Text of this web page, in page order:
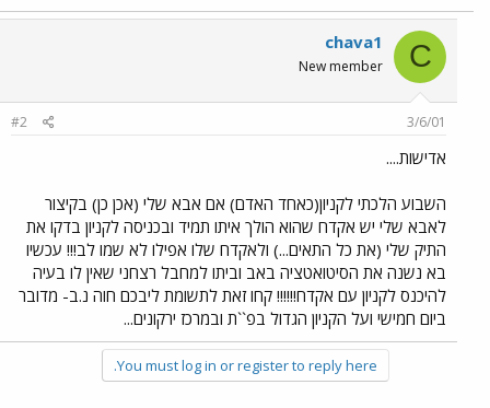
C
chava1
New member
3/6/01
#2
אדישות....
השבוע הלכתי לקניון(כאחד האדם) אם אבא שלי (אכן כן) בקיצור
לאבא שלי יש אקדח שהוא הולך איתו תמיד ובכניסה לקניון בדקו את
התיק שלי (את כל התאים...) ולאקדח שלו אפילו לא שמו לב!!! עכשיו
בא נשנה את הסיטואטציה באב וביתו למחבל רצחני שאין לו בעיה
להיכנס לקניון עם אקדח!!!!!! קחו זאת לתשומת ליבכם חוה נ.ב- מדובר
ביום חמישי ועל הקניון הגדול בפ``ת ובמרכז ירקונים...
You must log in or register to reply here.